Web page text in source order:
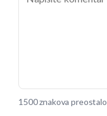
1500 znakova preostalo